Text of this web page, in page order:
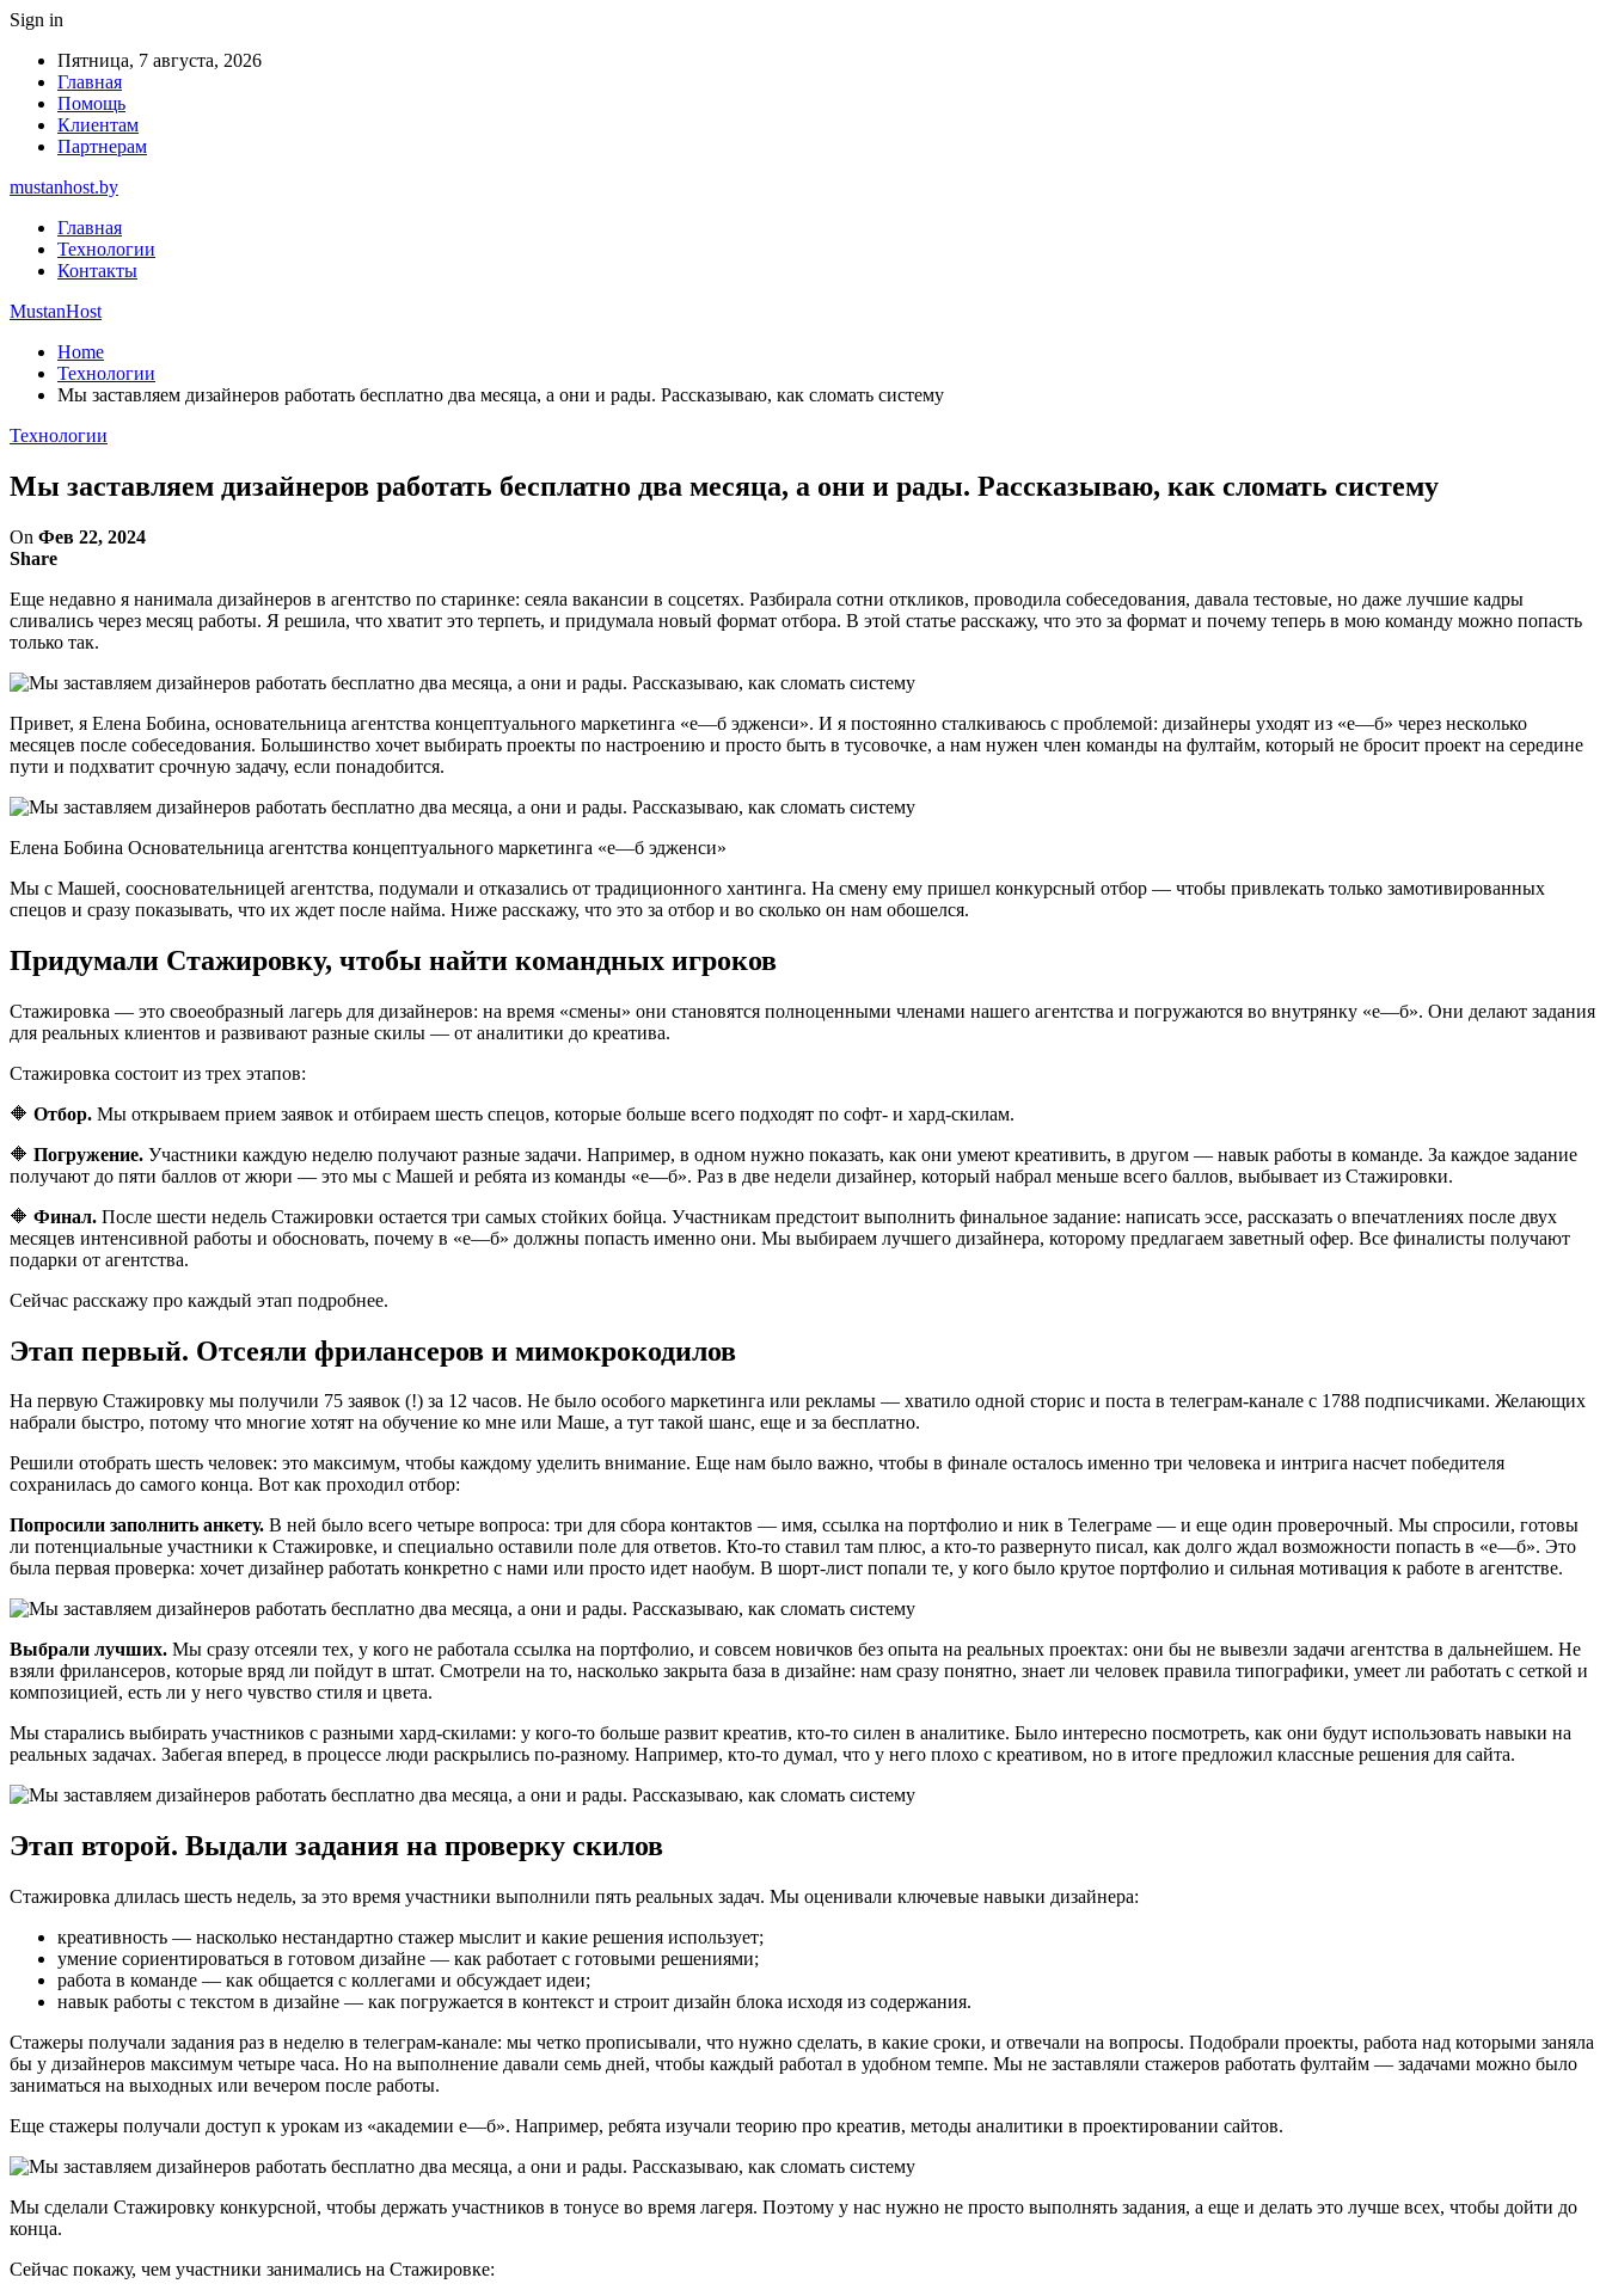
Sign in
Пятница, 7 августа, 2026
Главная
Помощь
Клиентам
Партнерам
mustanhost.by
Главная
Технологии
Контакты
MustanHost
Home
Технологии
Мы заставляем дизайнеров работать бесплатно два месяца, а они и рады. Рассказываю, как сломать систему
Технологии
Мы заставляем дизайнеров работать бесплатно два месяца, а они и рады. Рассказываю, как сломать систему
On Фев 22, 2024
Share
Еще недавно я нанимала дизайнеров в агентство по старинке: сеяла вакансии в соцсетях. Разбирала сотни откликов, проводила собеседования, давала тестовые, но даже лучшие кадры
сливались через месяц работы. Я решила, что хватит это терпеть, и придумала новый формат отбора. В этой статье расскажу, что это за формат и почему теперь в мою команду можно попасть
только так.
Привет, я Елена Бобина, основательница агентства концептуального маркетинга «е—б эдженси». И я постоянно сталкиваюсь с проблемой: дизайнеры уходят из «е—б» через несколько
месяцев после собеседования. Большинство хочет выбирать проекты по настроению и просто быть в тусовочке, а нам нужен член команды на фултайм, который не бросит проект на середине
пути и подхватит срочную задачу, если понадобится.
Елена Бобина Основательница агентства концептуального маркетинга «е—б эдженси»
Мы с Машей, соосновательницей агентства, подумали и отказались от традиционного хантинга. На смену ему пришел конкурсный отбор — чтобы привлекать только замотивированных
спецов и сразу показывать, что их ждет после найма. Ниже расскажу, что это за отбор и во сколько он нам обошелся.
Придумали Стажировку, чтобы найти командных игроков
Стажировка — это своеобразный лагерь для дизайнеров: на время «смены» они становятся полноценными членами нашего агентства и погружаются во внутрянку «е—б». Они делают задания
для реальных клиентов и развивают разные скилы — от аналитики до креатива.
Стажировка состоит из трех этапов:
🔶 Отбор. Мы открываем прием заявок и отбираем шесть спецов, которые больше всего подходят по софт- и хард-скилам.
🔶 Погружение. Участники каждую неделю получают разные задачи. Например, в одном нужно показать, как они умеют креативить, в другом — навык работы в команде. За каждое задание
получают до пяти баллов от жюри — это мы с Машей и ребята из команды «е—б». Раз в две недели дизайнер, который набрал меньше всего баллов, выбывает из Стажировки.
🔶 Финал. После шести недель Стажировки остается три самых стойких бойца. Участникам предстоит выполнить финальное задание: написать эссе, рассказать о впечатлениях после двух
месяцев интенсивной работы и обосновать, почему в «е—б» должны попасть именно они. Мы выбираем лучшего дизайнера, которому предлагаем заветный офер. Все финалисты получают
подарки от агентства.
Сейчас расскажу про каждый этап подробнее.
Этап первый. Отсеяли фрилансеров и мимокрокодилов
На первую Стажировку мы получили 75 заявок (!) за 12 часов. Не было особого маркетинга или рекламы — хватило одной сторис и поста в телеграм-канале с 1788 подписчиками. Желающих
набрали быстро, потому что многие хотят на обучение ко мне или Маше, а тут такой шанс, еще и за бесплатно.
Решили отобрать шесть человек: это максимум, чтобы каждому уделить внимание. Еще нам было важно, чтобы в финале осталось именно три человека и интрига насчет победителя
сохранилась до самого конца. Вот как проходил отбор:
Попросили заполнить анкету. В ней было всего четыре вопроса: три для сбора контактов — имя, ссылка на портфолио и ник в Телеграме — и еще один проверочный. Мы спросили, готовы
ли потенциальные участники к Стажировке, и специально оставили поле для ответов. Кто-то ставил там плюс, а кто-то развернуто писал, как долго ждал возможности попасть в «е—б». Это
была первая проверка: хочет дизайнер работать конкретно с нами или просто идет наобум. В шорт-лист попали те, у кого было крутое портфолио и сильная мотивация к работе в агентстве.
Выбрали лучших. Мы сразу отсеяли тех, у кого не работала ссылка на портфолио, и совсем новичков без опыта на реальных проектах: они бы не вывезли задачи агентства в дальнейшем. Не
взяли фрилансеров, которые вряд ли пойдут в штат. Смотрели на то, насколько закрыта база в дизайне: нам сразу понятно, знает ли человек правила типографики, умеет ли работать с сеткой и
композицией, есть ли у него чувство стиля и цвета.
Мы старались выбирать участников с разными хард-скилами: у кого-то больше развит креатив, кто-то силен в аналитике. Было интересно посмотреть, как они будут использовать навыки на
реальных задачах. Забегая вперед, в процессе люди раскрылись по-разному. Например, кто-то думал, что у него плохо с креативом, но в итоге предложил классные решения для сайта.
Этап второй. Выдали задания на проверку скилов
Стажировка длилась шесть недель, за это время участники выполнили пять реальных задач. Мы оценивали ключевые навыки дизайнера:
креативность — насколько нестандартно стажер мыслит и какие решения использует;
умение сориентироваться в готовом дизайне — как работает с готовыми решениями;
работа в команде — как общается с коллегами и обсуждает идеи;
навык работы с текстом в дизайне — как погружается в контекст и строит дизайн блока исходя из содержания.
Стажеры получали задания раз в неделю в телеграм-канале: мы четко прописывали, что нужно сделать, в какие сроки, и отвечали на вопросы. Подобрали проекты, работа над которыми заняла
бы у дизайнеров максимум четыре часа. Но на выполнение давали семь дней, чтобы каждый работал в удобном темпе. Мы не заставляли стажеров работать фултайм — задачами можно было
заниматься на выходных или вечером после работы.
Еще стажеры получали доступ к урокам из «академии е—б». Например, ребята изучали теорию про креатив, методы аналитики в проектировании сайтов.
Мы сделали Стажировку конкурсной, чтобы держать участников в тонусе во время лагеря. Поэтому у нас нужно не просто выполнять задания, а еще и делать это лучше всех, чтобы дойти до
конца.
Сейчас покажу, чем участники занимались на Стажировке: